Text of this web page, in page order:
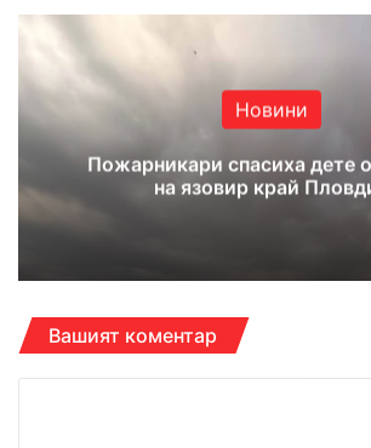
te bo
ub ra
Новини
Пожарникари спасиха дете
на язовир край
Вашият коментар